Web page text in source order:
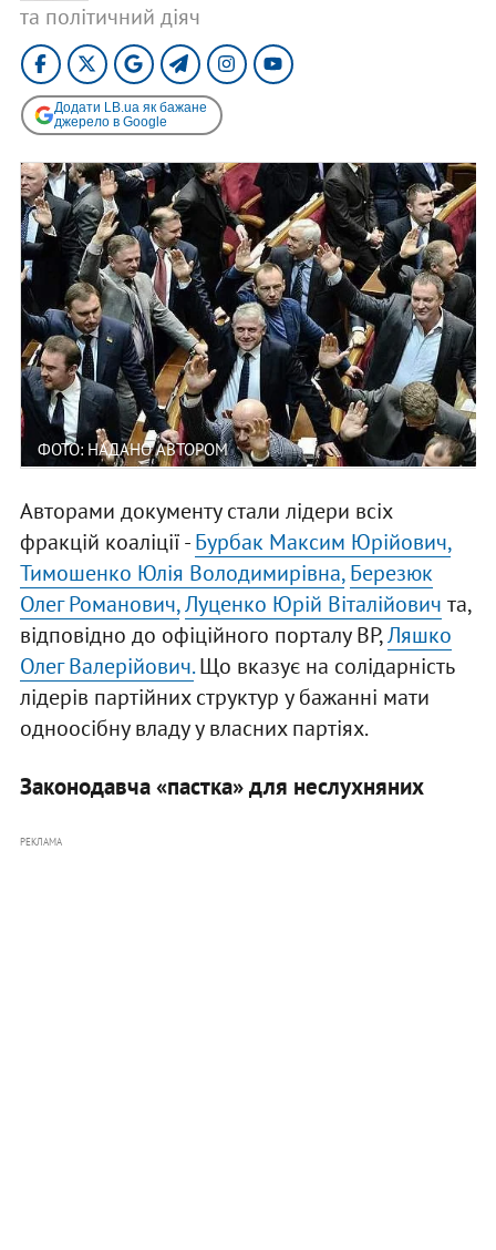
та політичний діяч
Додати LB.ua як бажане
джерело в Google
ФОТО: НАДАНО АВТОРОМ
Авторами документу стали лідери всіх
фракцій коаліції -Бурбак Максим Юрійович,
Тимошенко Юлія Володимирівна, Березюк
Олег Романович,Луценко Юрій Віталійович та,
відповідно до офіційного порталу ВР,Ляшко
Олег Валерійович.Що вказує на солідарність
лідерів партійних структур у бажанні мати
одноосібну владу у власних партіях.
Законодавча «пастка» для неслухняних
РЕКЛАМА